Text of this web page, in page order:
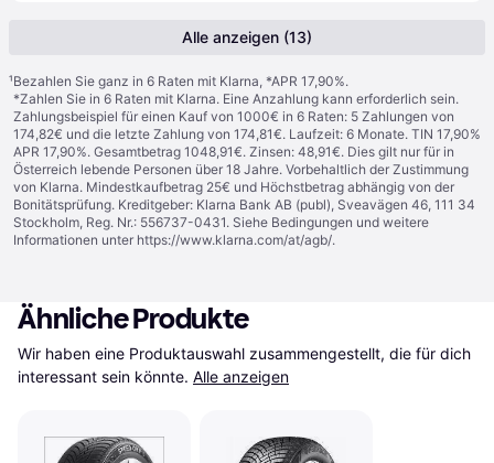
Alle anzeigen (13)
¹Bezahlen Sie ganz in 6 Raten mit Klarna, *APR 17,90%.
*Zahlen Sie in 6 Raten mit Klarna. Eine Anzahlung kann erforderlich sein.
Zahlungsbeispiel für einen Kauf von 1000€ in 6 Raten: 5 Zahlungen von
174,82€ und die letzte Zahlung von 174,81€. Laufzeit: 6 Monate. TIN 17,90%
APR 17,90%. Gesamtbetrag 1048,91€. Zinsen: 48,91€. Dies gilt nur für in
Österreich lebende Personen über 18 Jahre. Vorbehaltlich der Zustimmung
von Klarna. Mindestkaufbetrag 25€ und Höchstbetrag abhängig von der
Bonitätsprüfung. Kreditgeber: Klarna Bank AB (publ), Sveavägen 46, 111 34
Stockholm, Reg. Nr.: 556737-0431. Siehe Bedingungen und weitere
Informationen unter https://www.klarna.com/at/agb/.
Ähnliche Produkte
Wir haben eine Produktauswahl zusammengestellt, die für dich
interessant sein könnte. Alle anzeigen